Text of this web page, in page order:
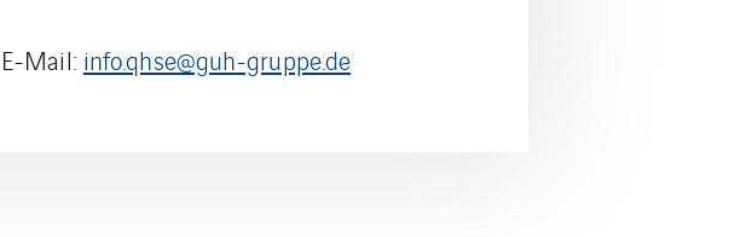
E-Mail: info.qhse@guh-gruppe.de